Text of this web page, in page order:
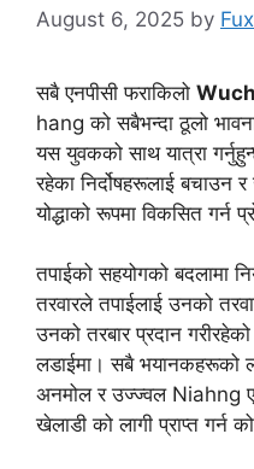
August 6, 2025 by
सबै एनपीसी फराकिलो
hang को सबैभन्दा ठूलो
यस युवकको साथ यात्रा
रहेका निर्दोषहरूलाई बचाउन
योद्धाको रूपमा विकसित गर्न
तपाईको सहयोगको बदलामा
तरवारले तपाईलाई उनको
उनको तरबार प्रदान
लडाईमा। सबै भयानकहरूको
अनमोल र उज्ज्वल Niahng
खेलाडी को लागी प्राप्त गर्न